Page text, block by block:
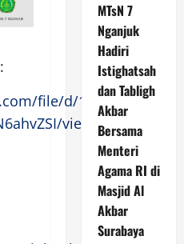
file/d/1HOoPbN5a-
view?
MTsN 7
Nganjuk
Hadiri
Istighatsah
dan Tabligh
Akbar
Bersama
Menteri
Agama RI di
Masjid Al
Akbar
Surabaya